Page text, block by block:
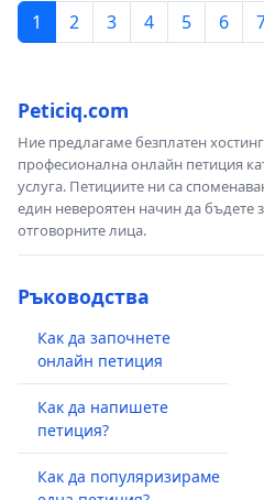
1 2 3 4 5 6
Peticiq.com
Ние предлагаме безплатен
професионална онлайн петиция
услуга. Петициите ни са
един невероятен начин да бъдете
отговорните лица.
Ръководства
Как да започнете
онлайн петиция
Как да напишете
петиция?
Как да популяризираме